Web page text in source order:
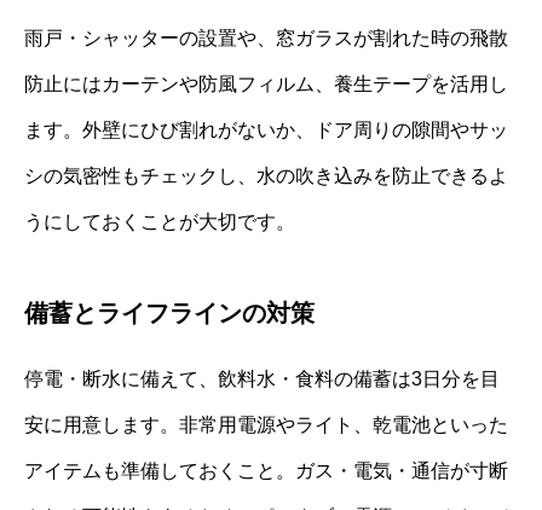
雨戸・シャッターの設置や、窓ガラスが割れた時の飛散
防止にはカーテンや防風フィルム、養生テープを活用し
ます。外壁にひび割れがないか、ドア周りの隙間やサッ
シの気密性もチェックし、水の吹き込みを防止できるよ
うにしておくことが大切です。
備蓄とライフラインの対策
停電・断水に備えて、飲料水・食料の備蓄は3日分を目
安に用意します。非常用電源やライト、乾電池といった
アイテムも準備しておくこと。ガス・電気・通信が寸断